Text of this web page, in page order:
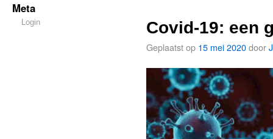
Meta
Login Covid-19: een
Geplaatst op 15 mei 2020door